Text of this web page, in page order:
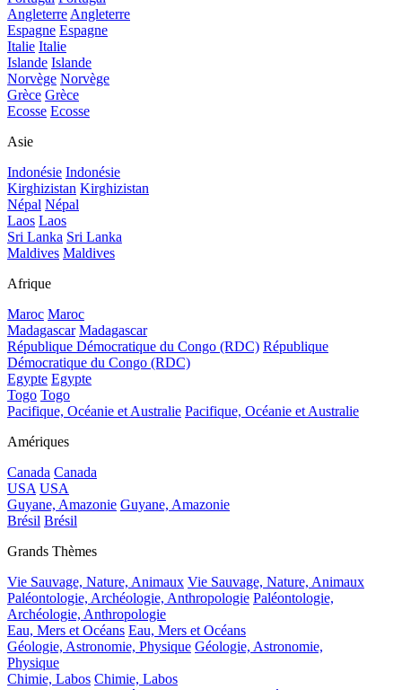
Angleterre Angleterre
Espagne Espagne
Italie Italie
Islande Islande
Norvège Norvège
Grèce Grèce
Ecosse Ecosse
Asie
Indonésie Indonésie
Kirghizistan Kirghizistan
Népal Népal
Laos Laos
Sri Lanka Sri Lanka
Maldives Maldives
Afrique
Maroc Maroc
Madagascar Madagascar
République Démocratique du Congo (RDC) République
Démocratique du Congo (RDC)
Egypte Egypte
Togo Togo
Pacifique, Océanie et Australie Pacifique, Océanie et Australie
Amériques
Canada Canada
USA USA
Guyane, Amazonie Guyane, Amazonie
Brésil Brésil
Grands Thèmes
Vie Sauvage, Nature, Animaux Vie Sauvage, Nature, Animaux
Paléontologie, Archéologie, Anthropologie Paléontologie,
Archéologie, Anthropologie
Eau, Mers et Océans Eau, Mers et Océans
Géologie, Astronomie, Physique Géologie, Astronomie,
Physique
Chimie, Labos Chimie, Labos